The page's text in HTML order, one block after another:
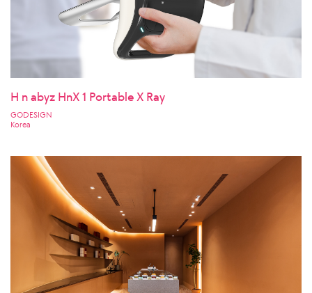
H n abyz HnX 1 Portable X Ray
GODESIGN
Korea